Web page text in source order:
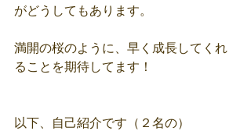
がどうしてもあります。
満開の桜のように、早く成長してくれ
ることを期待してます！
以下、自己紹介です（２名の）